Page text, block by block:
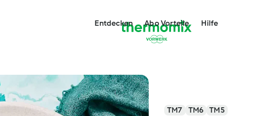
Entdecken Abo Vorteile Hilfe
TM7 TM6 TM5